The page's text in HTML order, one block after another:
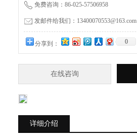
免费咨询：86-025-57506958
发邮件给我们：13400070553@163.com
分享到： 0
在线咨询
详细介绍